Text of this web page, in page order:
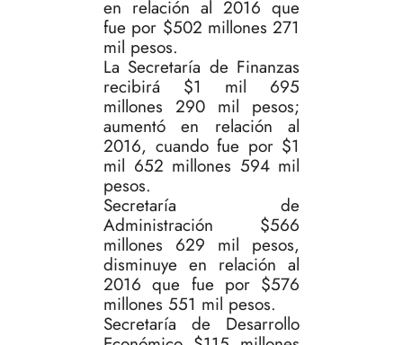
en relación al 2016 que
fue por $502 millones 271
mil pesos.
La Secretaría de Finanzas
recibirá $1 mil 695
millones 290 mil pesos;
aumentó en relación al
2016, cuando fue por $1
mil 652 millones 594 mil
pesos.
Secretaría de
Administración $566
millones 629 mil pesos,
disminuye en relación al
2016 que fue por $576
millones 551 mil pesos.
Secretaría de Desarrollo